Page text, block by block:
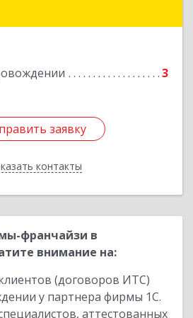
3
заявку
контакты
заявку
Назад
франчайзи в
внимание на:
(договоров ИТС)
у партнера фирмы 1С.
аттестованных